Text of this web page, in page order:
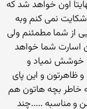
اون خواهد شد که
نمی کنم وبه
از شما مطمئنم ولی
اسارت شما خواهد
خوشش نمیاد و
و این پای
خاطر بچه هاتون هم
و مناسبه .....چند